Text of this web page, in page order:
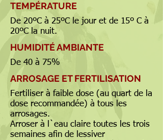
TEMPÉRATURE
De 20ºC à 25ºC le jour et de 15º C à
20ºC la nuit.
HUMIDITÉ AMBIANTE
De 40 à 75%
ARROSAGE ET FERTILISATION
Fertiliser à faible dose (au quart de la
dose recommandée) à tous les
arrosages.
Arroser à l`eau claire toutes les trois
semaines afin de lessiver